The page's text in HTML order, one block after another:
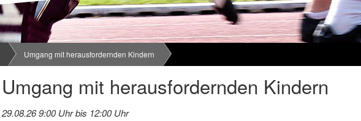
Umgang mit herausfordernden Kindern
Umgang mit herausfordernden Kindern
29.08.26 9:00 Uhr bis 12:00 Uhr